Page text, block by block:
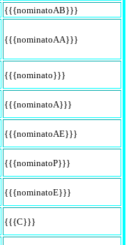
{{{nominatoAB}}}
{{{nominatoAA}}}
{{{nominato}}}
{{{nominatoA}}}
{{{nominatoAE}}}
{{{nominatoP}}}
{{{nominatoE}}}
{{{C}}}